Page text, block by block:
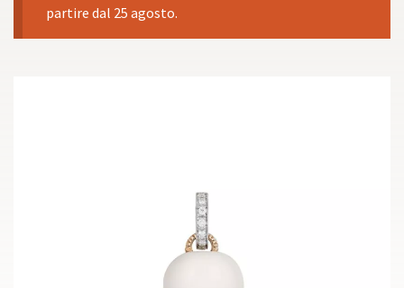
partire dal 25 agosto.